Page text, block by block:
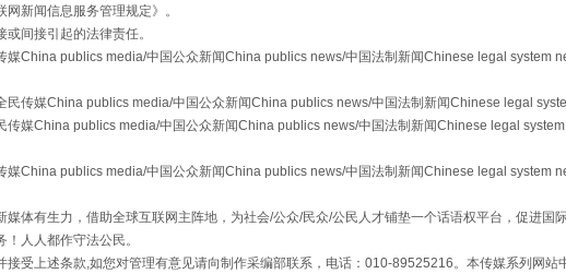
事关残疾人未来5年 让
网新闻信息服务管理规定》。
间接引起的法律责任。
媒China publics media/中国公众新闻China publics news/中国法制新闻Chinese legal system
民传媒China publics media/中国公众新闻China publics news/中国法制新闻Chinese legal
传媒China publics media/中国公众新闻China publics news/中国法制新闻Chinese legal
媒China publics media/中国公众新闻China publics news/中国法制新闻Chinese legal system
体有生力，借助全球互联网主阵地，为社会/公众/民众/公民人才铺垫一个话语权平台，促进国
人人都作守法公民。
受上述条款,如您对管理有意见请向制作采编部联系，电话：010-89525216。本传媒系列网站